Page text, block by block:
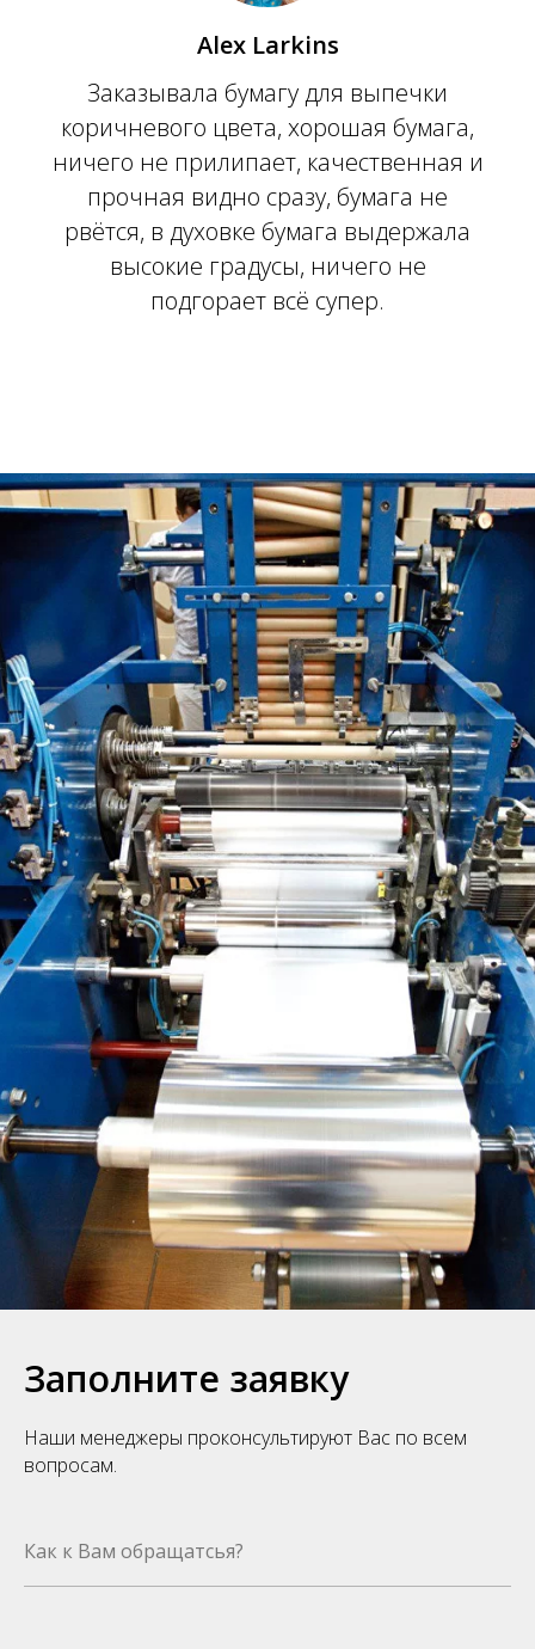
Alex Larkins
Заказывала бумагу для выпечки
коричневого цвета, хорошая бумага,
ничего не прилипает, качественная и
прочная видно сразу, бумага не
рвётся, в духовке бумага выдержала
высокие градусы, ничего не
подгорает всё супер.
Заполните заявку
Наши менеджеры проконсультируют Вас по всем
вопросам.